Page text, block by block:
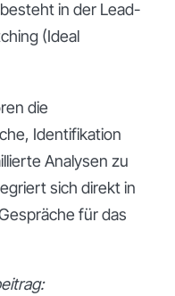
in der Lead-
(Ideal
die
Identifikation
Analysen zu
sich direkt in
für das